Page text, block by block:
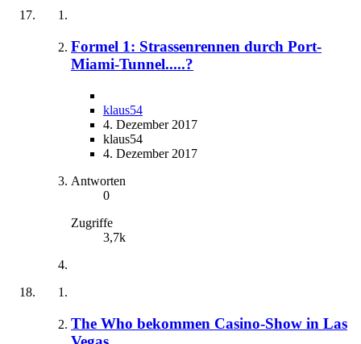
Formel 1: Strassenrennen durch Port-
Miami-Tunnel.....?
klaus54
4. Dezember 2017
klaus54
4. Dezember 2017
Antworten
0
Zugriffe
3,7k
The Who bekommen Casino-Show in Las